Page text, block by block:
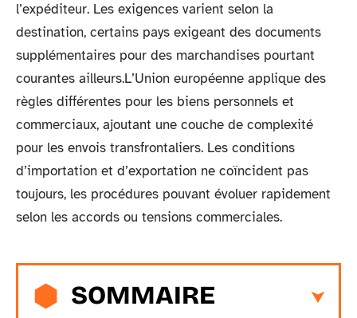
l’expéditeur. Les exigences varient selon la
destination, certains pays exigeant des documents
supplémentaires pour des marchandises pourtant
courantes ailleurs.L’Union européenne applique des
règles différentes pour les biens personnels et
commerciaux, ajoutant une couche de complexité
pour les envois transfrontaliers. Les conditions
d’importation et d’exportation ne coïncident pas
toujours, les procédures pouvant évoluer rapidement
selon les accords ou tensions commerciales.
SOMMAIRE